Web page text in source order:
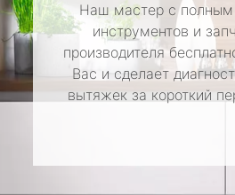
Наш мастер с полным
инструментов и
производителя
Вас и сделает
вытяжек за короткий